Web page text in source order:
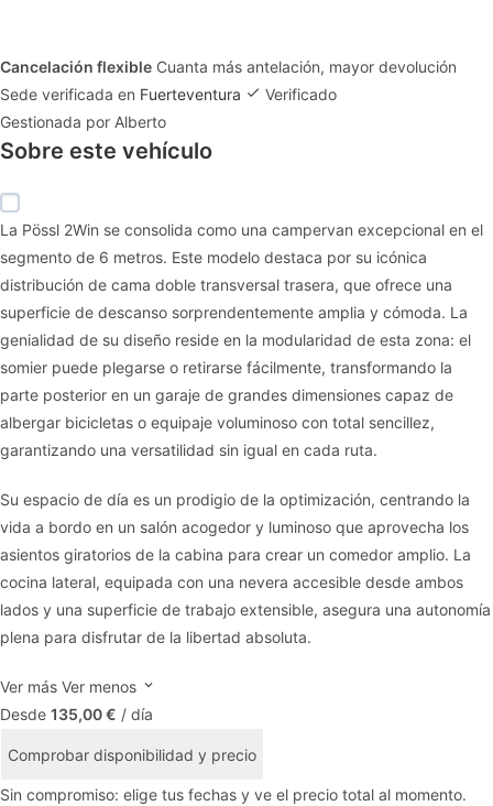
Cancelación flexible Cuanta más antelación, mayor devolución
Sede verificada en Fuerteventura
Verificado
Gestionada por Alberto
Sobre este vehículo
La Pössl 2Win se consolida como una campervan excepcional en el
segmento de 6 metros. Este modelo destaca por su icónica
distribución de cama doble transversal trasera, que ofrece una
superficie de descanso sorprendentemente amplia y cómoda. La
genialidad de su diseño reside en la modularidad de esta zona: el
somier puede plegarse o retirarse fácilmente, transformando la
parte posterior en un garaje de grandes dimensiones capaz de
albergar bicicletas o equipaje voluminoso con total sencillez,
garantizando una versatilidad sin igual en cada ruta.
Su espacio de día es un prodigio de la optimización, centrando la
vida a bordo en un salón acogedor y luminoso que aprovecha los
asientos giratorios de la cabina para crear un comedor amplio. La
cocina lateral, equipada con una nevera accesible desde ambos
lados y una superficie de trabajo extensible, asegura una autonomía
plena para disfrutar de la libertad absoluta.
Ver más Ver menos
Desde 135,00 € / día
Comprobar disponibilidad y precio
Sin compromiso: elige tus fechas y ve el precio total al momento.